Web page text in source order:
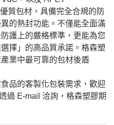
質包材，具備完全合規的防
的熱封功能。不僅能全面滿
護上的嚴格標準，更能為您
擇」的高品質承諾。格森塑
業中最可靠的包材後盾
品的客製化包裝需求，歡迎
過 E-mail 洽詢，格森塑膠期